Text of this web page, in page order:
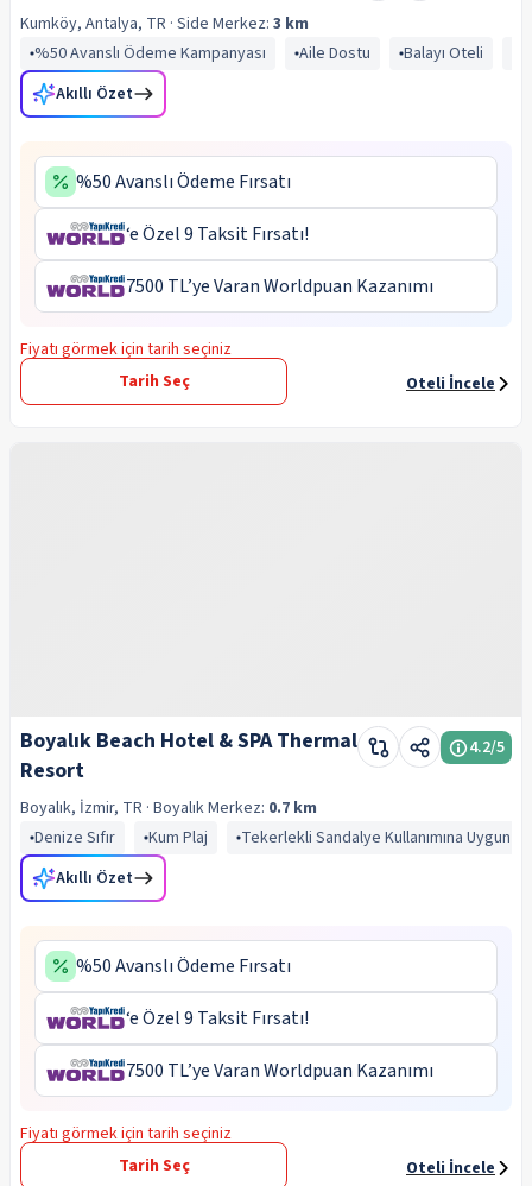
Kumköy, Antalya, TR · Side Merkez: 3 km
%50 Avanslı Ödeme Kampanyası
Aile Dostu Balayı Oteli
Akıllı Özet
%50 Avanslı Ödeme Fırsatı
‘e Özel 9 Taksit Fırsatı!
7500 TL’ye Varan Worldpuan Kazanımı
Fiyatı görmek için tarih seçiniz
Tarih Seç
Oteli İncele
Boyalık Beach Hotel & SPA Thermal
Resort
4.2/5
Boyalık, İzmir, TR · BoyalıkMerkez: 0.7 km
Denize Sıfır
Kum Plaj
Tekerlekli Sandalye Kullanımına Uygun
Akıllı Özet
%50 Avanslı Ödeme Fırsatı
‘e Özel 9 Taksit Fırsatı!
7500 TL’ye Varan Worldpuan Kazanımı
Fiyatı görmek için tarih seçiniz
Tarih Seç
Oteli İncele